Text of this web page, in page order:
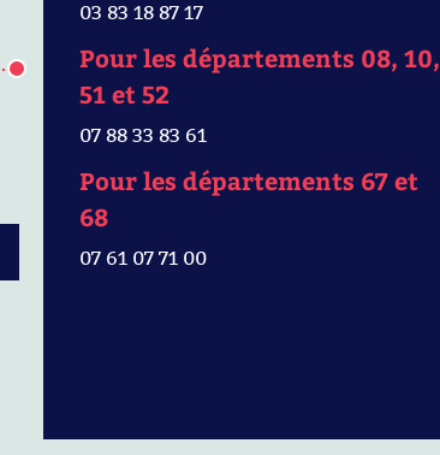
03 83 18 87 17
Pour les départements 08, 10,
51 et 52
07 88 33 83 61
Pour les départements 67 et
68
07 61 07 71 00